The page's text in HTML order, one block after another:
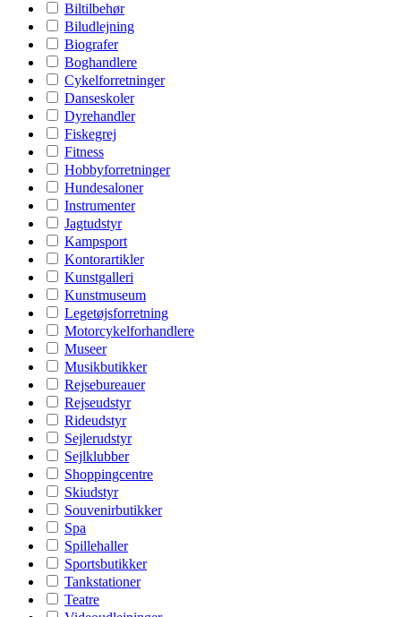
Biltilbehør
Biludlejning
Biografer
Boghandlere
Cykelforretninger
Danseskoler
Dyrehandler
Fiskegrej
Fitness
Hobbyforretninger
Hundesaloner
Instrumenter
Jagtudstyr
Kampsport
Kontorartikler
Kunstgalleri
Kunstmuseum
Legetøjsforretning
Motorcykelforhandlere
Museer
Musikbutikker
Rejsebureauer
Rejseudstyr
Rideudstyr
Sejlerudstyr
Sejlklubber
Shoppingcentre
Skiudstyr
Souvenirbutikker
Spa
Spillehaller
Sportsbutikker
Tankstationer
Teatre